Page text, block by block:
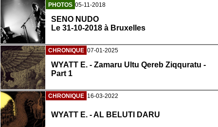
PHOTOS 05-11-2018
SENO NUDO
Le 31-10-2018 à Bruxelles
CHRONIQUE 07-01-2025
WYATT E. - Zamaru Ultu Qereb Ziqquratu -
Part 1
CHRONIQUE 16-03-2022
WYATT E. - AL BELUTI DARU